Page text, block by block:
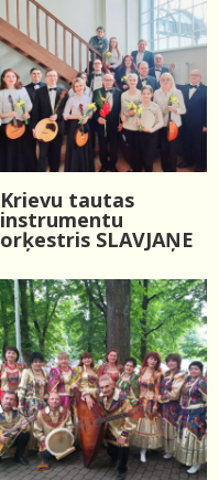
Krievu tautas
instrumentu
orķestris SLAVJAŅE